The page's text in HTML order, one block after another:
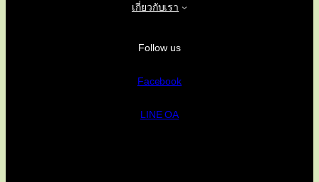
เกี่ยวกับเรา
Follow us
Facebook
LINE OA